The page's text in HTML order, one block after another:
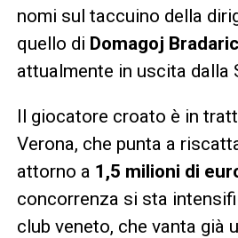
nomi sul taccuino della
quello di Domagoj Bradaric
attualmente in uscita dalla
Il giocatore croato è in
Verona, che punta a
attorno a 1,5 milioni di
concorrenza si sta
club veneto, che vanta già